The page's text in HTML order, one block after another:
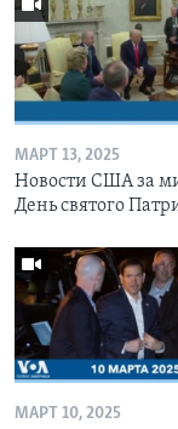
МАРТ 13, 2025
Новости США за
День святого
МАРТ 10, 2025